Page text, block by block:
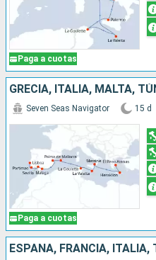
Paga a cuotas
Paga a cuotas
Seven Seas Navigator 15 d